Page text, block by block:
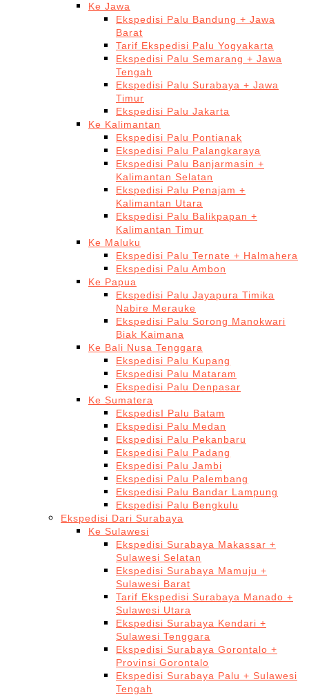
Ke Jawa
Ekspedisi Palu Bandung + Jawa
Barat
Tarif Ekspedisi Palu Yogyakarta
Ekspedisi Palu Semarang + Jawa
Tengah
Ekspedisi Palu Surabaya + Jawa
Timur
Ekspedisi Palu Jakarta
Ke Kalimantan
Ekspedisi Palu Pontianak
Ekspedisi Palu Palangkaraya
Ekspedisi Palu Banjarmasin +
Kalimantan Selatan
Ekspedisi Palu Penajam +
Kalimantan Utara
Ekspedisi Palu Balikpapan +
Kalimantan Timur
Ke Maluku
Ekspedisi Palu Ternate + Halmahera
Ekspedisi Palu Ambon
Ke Papua
Ekspedisi Palu Jayapura Timika
Nabire Merauke
Ekspedisi Palu Sorong Manokwari
Biak Kaimana
Ke Bali Nusa Tenggara
Ekspedisi Palu Kupang
Ekspedisi Palu Mataram
Ekspedisi Palu Denpasar
Ke Sumatera
EkspedisI Palu Batam
Ekspedisi Palu Medan
Ekspedisi Palu Pekanbaru
Ekspedisi Palu Padang
Ekspedisi Palu Jambi
Ekspedisi Palu Palembang
Ekspedisi Palu Bandar Lampung
Ekspedisi Palu Bengkulu
Ekspedisi Dari Surabaya
Ke Sulawesi
Ekspedisi Surabaya Makassar +
Sulawesi Selatan
Ekspedisi Surabaya Mamuju +
Sulawesi Barat
Tarif Ekspedisi Surabaya Manado +
Sulawesi Utara
Ekspedisi Surabaya Kendari +
Sulawesi Tenggara
Ekspedisi Surabaya Gorontalo +
Provinsi Gorontalo
Ekspedisi Surabaya Palu + Sulawesi
Tengah